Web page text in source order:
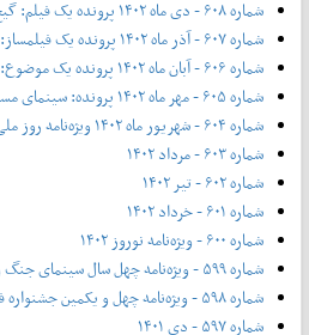
شماره ۶۰۸ - دی ماه ۱۴۰۲ پرونده یک فیلم: گیج‌گاه
شماره ۶۰۷ - آذر ماه ۱۴۰۲ پرونده یک فیلمساز: داریوش مهرجویی
شماره ۶۰۶ - آبان ماه ۱۴۰۲ پرونده یک موضوع: سینمای کمدی در ایران
شماره ۶۰۵ - مهر ماه ۱۴۰۲ پرونده: سینمای مستقل ایران از نگاه منتقدان فیپرشی
شماره ۶۰۴ - شهریور ماه ۱۴۰۲ ویژه‌نامه روز ملی سینما
شماره ۶۰۳ - مرداد ۱۴۰۲
شماره ۶۰۲ - تیر ۱۴۰۲
شماره ۶۰۱ - خرداد ۱۴۰۲
شماره ۶۰۰ - ویژه‌نامه نوروز ۱۴۰۲
شماره ۵۹۹ - ویژه‌نامه چهل سال سینمای جنگ و دفاع مقدس
شماره ۵۹۸ - ویژه‌نامه چهل و یکمین جشنواره فیلم فجر
شماره ۵۹۷ - دی ۱۴۰۱